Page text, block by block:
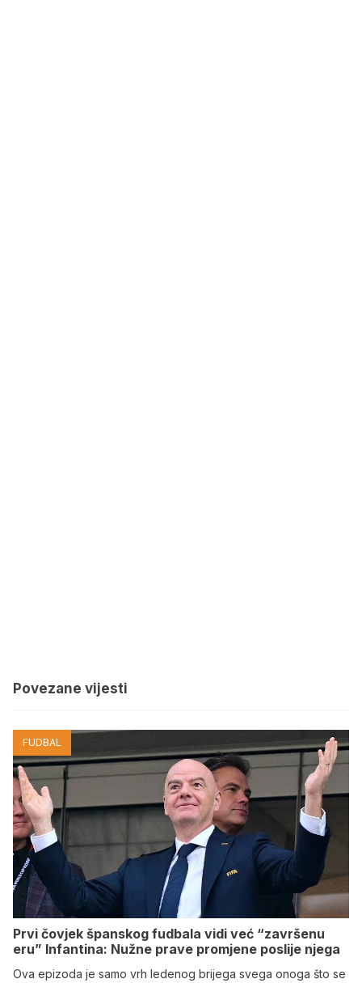
Povezane vijesti
FUDBAL
Prvi čovjek španskog fudbala vidi već “završenu
eru” Infantina: Nužne prave promjene poslije njega
Ova epizoda je samo vrh ledenog brijega svega onoga što se